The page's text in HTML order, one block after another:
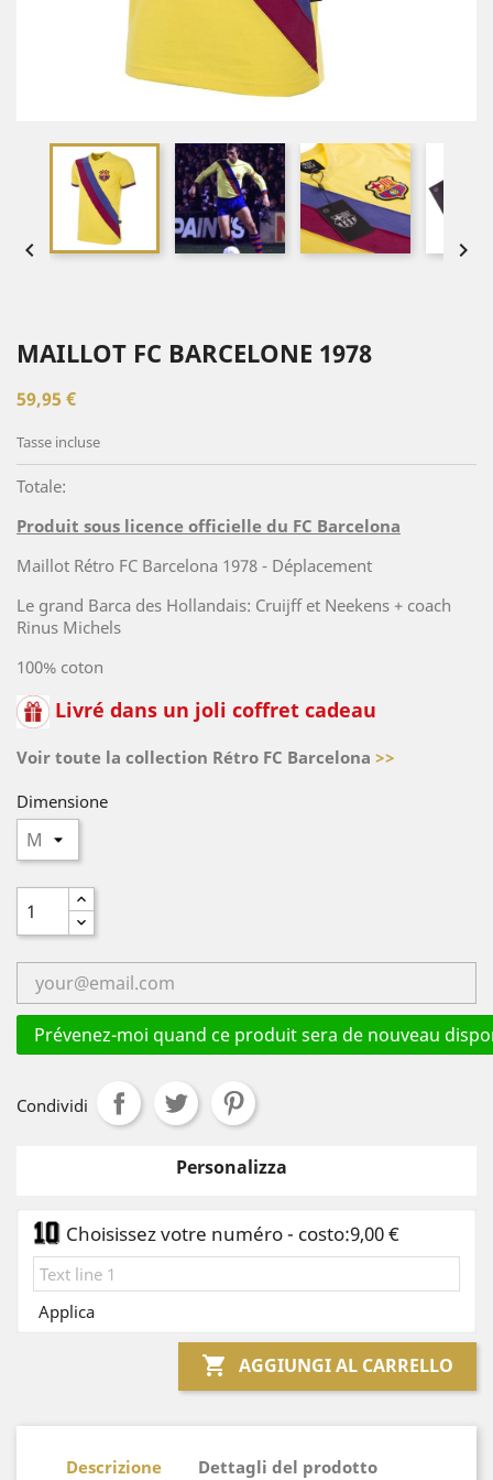
 
MAILLOT FC BARCELONE 1978
59,95 €
Tasse incluse
Totale:
Produit sous licence officielle du FC Barcelona
Maillot Rétro FC Barcelona 1978 - Déplacement
Le grand Barca des Hollandais: Cruijff et Neekens + coach
Rinus Michels
100% coton
Livré dans un joli coffret cadeau
Voir toute la collection Rétro FC Barcelona >>
Dimensione
Prévenez-moi quand ce produit sera de nouveau
Condividi
Personalizza
Choisissez votre numéro - costo:9,00 €
Applica
 AGGIUNGI AL CARRELLO
Descrizione Dettagli del prodotto